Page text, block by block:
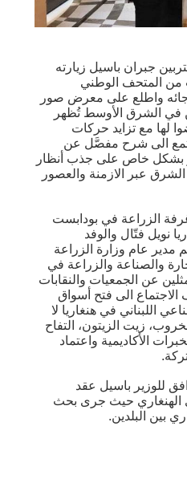
جبران باسيل زيارته
من المتحف الوطني
واطلع على معرض صور
في الشرق الأوسط تُظهر
لها مع تزايد حركات
الى شرح مفصَّل عن
بشكل خاص على جذب أنظار
عبر الازمنة والعصور
الزراعة في بودابست
نويل فتّال والوفد
مدير عام وزارة الزراعة
والصناعة والزراعة في
عن الجمعيات والنقابات
الاجتماع الى فتح أسواق
اللبناني في هنغاريا لا
زيت الزيتون، التفاح
الأكاديمية واعتماد
للوزير باسيل عقد
الهنغاري حيث جرى بحث
بين البلدين.